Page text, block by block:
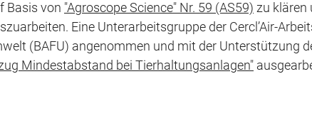
Basis von "Agroscope Science" Nr. 59 (AS59) zu klären
Eine Unterarbeitsgruppe der Cercl’Air-
(BAFU) angenommen und mit der Unterstützung
Mindestabstand bei Tierhaltungsanlagen"